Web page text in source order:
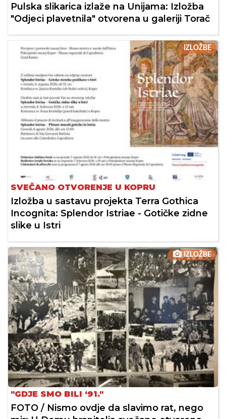
Pulska slikarica izlaže na Unijama: Izložba
"Odjeci plavetnila" otvorena u galeriji Torač
IZLOŽBE
SVEČANO OTVORENJE U KOPRU
Izložba u sastavu projekta Terra Gothica
Incognita: Splendor Istriae - Gotičke zidne
slike u Istri
IZLOŽBE
"GDJE SMO BILI ‘91."
FOTO / Nismo ovdje da slavimo rat, nego